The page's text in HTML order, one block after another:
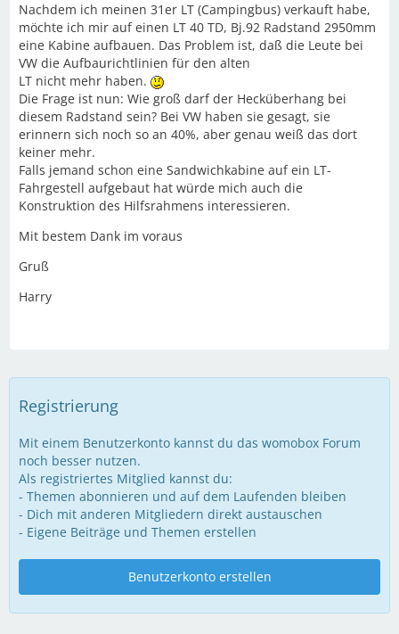
Nachdem ich meinen 31er LT (Campingbus) verkauft habe,
möchte ich mir auf einen LT 40 TD, Bj.92 Radstand 2950mm
eine Kabine aufbauen. Das Problem ist, daß die Leute bei
VW die Aufbaurichtlinien für den alten
LT nicht mehr haben.
Die Frage ist nun: Wie groß darf der Hecküberhang bei
diesem Radstand sein? Bei VW haben sie gesagt, sie
erinnern sich noch so an 40%, aber genau weiß das dort
keiner mehr.
Falls jemand schon eine Sandwichkabine auf ein LT-
Fahrgestell aufgebaut hat würde mich auch die
Konstruktion des Hilfsrahmens interessieren.
Mit bestem Dank im voraus
Gruß
Harry
Registrierung
Mit einem Benutzerkonto kannst du das womobox Forum
noch besser nutzen.
Als registriertes Mitglied kannst du:
- Themen abonnieren und auf dem Laufenden bleiben
- Dich mit anderen Mitgliedern direkt austauschen
- Eigene Beiträge und Themen erstellen
Benutzerkonto erstellen